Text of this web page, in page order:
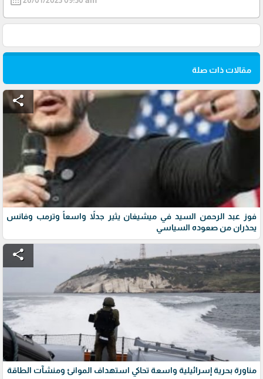
مقالات ذات صلة
share
فوز عبد الرحمن السيد في ميشيغان يثير جدلاً واسعاً وترمب وفانس
يحذران من صعوده السياسي
share
مناورة بحرية إسرائيلية واسعة تحاكي استهداف الموانئ ومنشآت الطاقة